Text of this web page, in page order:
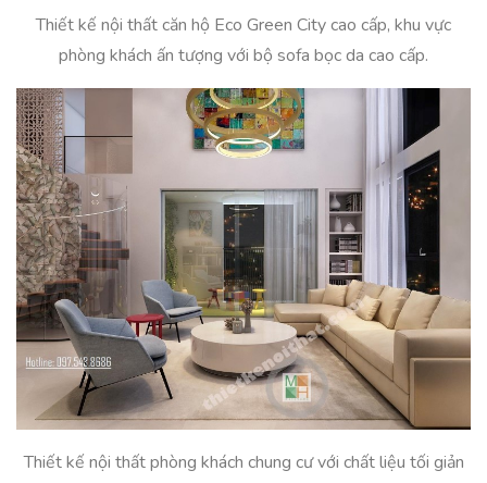
Thiết kế nội thất căn hộ Eco Green City cao cấp, khu vực
phòng khách ấn tượng với bộ sofa bọc da cao cấp.
Thiết kế nội thất phòng khách chung cư với chất liệu tối giản